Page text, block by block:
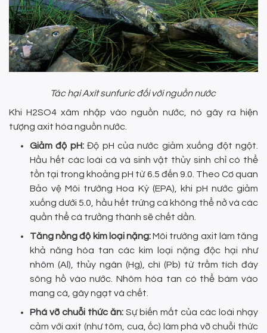
Tác hại Axit sunfuric đối với nguồn nước
Khi H2SO4 xâm nhập vào nguồn nước, nó gây ra hiện
tượng axit hóa nguồn nước.
Giảm độ pH:Độ pH của nước giảm xuống đột ngột.
Hầu hết các loài cá và sinh vật thủy sinh chỉ có thể
tồn tại trong khoảng pH từ 6.5 đến 9.0. Theo Cơ quan
Bảo vệ Môi trường Hoa Kỳ (EPA), khi pH nước giảm
xuống dưới 5.0, hầu hết trứng cá không thể nở và các
quần thể cá trưởng thành sẽ chết dần.
Tăng nồng độ kim loại nặng:Môi trường axit làm tăng
khả năng hòa tan các kim loại nặng độc hại như
nhôm (Al), thủy ngân (Hg), chì (Pb) từ trầm tích đáy
sông hồ vào nước. Nhôm hòa tan có thể bám vào
mang cá, gây ngạt và chết.
Phá vỡ chuỗi thức ăn: Sự biến mất của các loài nhạy
cảm với axit (như tôm, cua, ốc) làm phá vỡ chuỗi thức